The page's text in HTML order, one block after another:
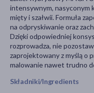
intensywnym, nasyconym
mięty i szałwii. Formuła
na odpryskiwanie oraz
Dzięki odpowiedniej
rozprowadza, nie
zaprojektowany z myślą o
malowanie nawet trudno
Składniki/Ingredients